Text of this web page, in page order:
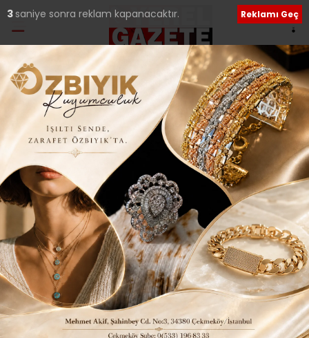
Ana Sayfa›Güncel
“Çamlık Mahallesi’ni
elbirliği ile daha güzel
bir yer yapacağız..”
Giriş: 25-02-2024 23:26 366 Güncel
ABONE OL
2 saniye sonra reklam kapanacaktır. Reklamı Geç